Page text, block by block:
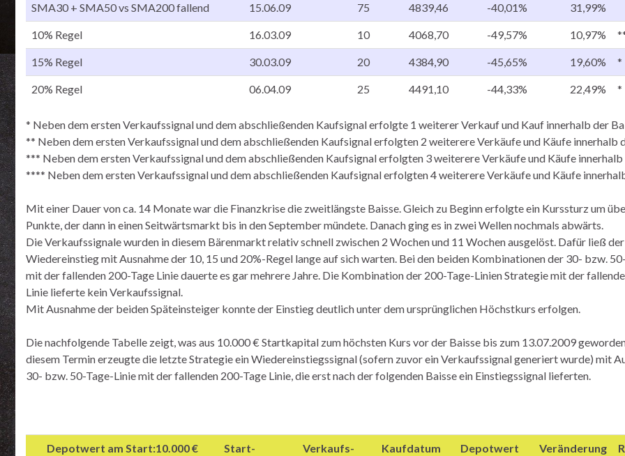
SMA30 + SMA50 vs SMA200 fallend 15.06.09 75 4839,46 -40,01% 31,99%
10% Regel 16.03.09 10 4068,70 -49,57% 10,97%
15% Regel 30.03.09 20 4384,90 -45,65% 19,60% *
20% Regel 06.04.09 25 4491,10 -44,33% 22,49% *
* Neben dem ersten Verkaufssignal und dem abschließenden Kaufsignal erfolgte 1 weiterer Verkauf und Kauf innerhalb der
** Neben dem ersten Verkaufssignal und dem abschließenden Kaufsignal erfolgten 2 weiterere Verkäufe und Käufe innerhalb
*** Neben dem ersten Verkaufssignal und dem abschließenden Kaufsignal erfolgten 3 weiterere Verkäufe und Käufe innerhalb
**** Neben dem ersten Verkaufssignal und dem abschließenden Kaufsignal erfolgten 4 weiterere Verkäufe und Käufe
Mit einer Dauer von ca. 14 Monate war die Finanzkrise die zweitlängste Baisse. Gleich zu Beginn erfolgte ein Kurssturz um
Punkte, der dann in einen Seitwärtsmarkt bis in den September mündete. Danach ging es in zwei Wellen nochmals abwärts.
Die Verkaufssignale wurden in diesem Bärenmarkt relativ schnell zwischen 2 Wochen und 11 Wochen ausgelöst. Dafür ließ der
Wiedereinstieg mit Ausnahme der 10, 15 und 20%-Regel lange auf sich warten. Bei den beiden Kombinationen der 30- bzw.
mit der fallenden 200-Tage Linie dauerte es gar mehrere Jahre. Die Kombination der 200-Tage-Linien Strategie mit der
Linie lieferte kein Verkaufssignal.
Mit Ausnahme der beiden Späteinsteiger konnte der Einstieg deutlich unter dem ursprünglichen Höchstkurs erfolgen.
Die nachfolgende Tabelle zeigt, was aus 10.000 € Startkapital zum höchsten Kurs vor der Baisse bis zum 13.07.2009
diesem Termin erzeugte die letzte Strategie ein Wiedereinstiegssignal (sofern zuvor ein Verkaufssignal generiert wurde) mit
30- bzw. 50-Tage-Linie mit der fallenden 200-Tage Linie, die erst nach der folgenden Baisse ein Einstiegssignal lieferten.
Depotwert am Start:10.000 € Start- Verkaufs- Kaufdatum Depotwert Veränderung